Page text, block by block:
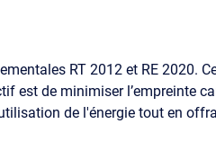
RT 2012 et RE 2020.
est de minimiser l’empreinte
de l'énergie tout en